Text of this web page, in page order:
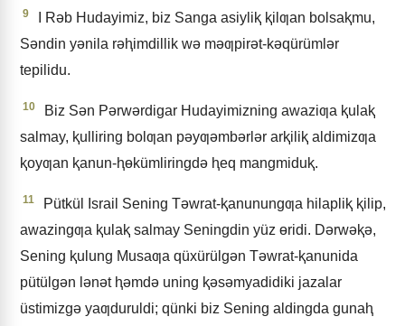
9
I Rǝb Hudayimiz, biz Sanga asiyliⱪ ⱪilƣan bolsaⱪmu,
Sǝndin yǝnila rǝⱨimdillik wǝ mǝƣpirǝt-kǝqürümlǝr
tepilidu.
10
Biz Sǝn Pǝrwǝrdigar Hudayimizning awaziƣa ⱪulaⱪ
salmay, ⱪulliring bolƣan pǝyƣǝmbǝrlǝr arⱪiliⱪ aldimizƣa
ⱪoyƣan ⱪanun-ⱨɵkümliringdǝ ⱨeq mangmiduⱪ.
11
Pütkül Israil Sening Tǝwrat-ⱪanunungƣa hilapliⱪ ⱪilip,
awazingƣa ⱪulaⱪ salmay Seningdin yüz ɵridi. Dǝrwǝⱪǝ,
Sening ⱪulung Musaƣa qüxürülgǝn Tǝwrat-ⱪanunida
pütülgǝn lǝnǝt ⱨǝmdǝ uning ⱪǝsǝmyadidiki jazalar
üstimizgǝ yaƣduruldi; qünki biz Sening aldingda gunaⱨ